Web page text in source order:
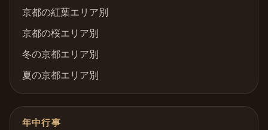
京都の紅葉エリア別
京都の桜エリア別
冬の京都エリア別
夏の京都エリア別
年中行事